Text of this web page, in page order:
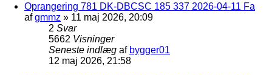
Oprangering 781 DK-DBCSC 185 337 2026-04-11 Fa
afgmmz » 11 maj 2026, 20:09
2 Svar
5662 Visninger
Seneste indlæg af bygger01
12 maj 2026, 21:58